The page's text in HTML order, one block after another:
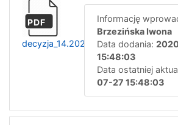
PDF
decyzja_14.2020
Informację
Brzezińska Iwona
Data dodania:
15:48:03
Data ostatniej
07-27 15:48:03